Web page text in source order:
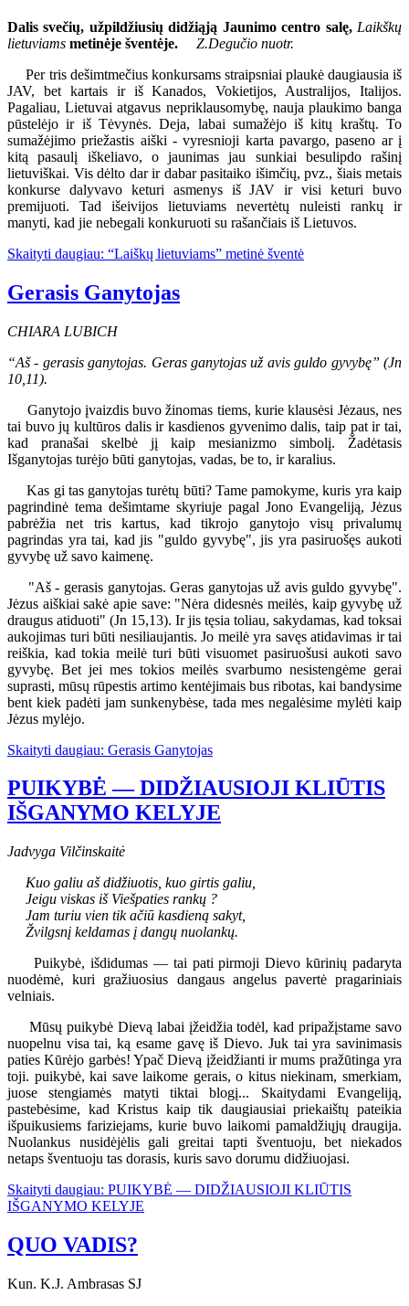
Dalis svečių, užpildžiusių didžiąją Jaunimo centro salę, Laikškų
lietuviams metinėje šventėje.
Z.Degučio nuotr.
Per tris dešimtmečius konkursams straipsniai plaukė daugiausia iš
JAV, bet kartais ir iš Kanados, Vokietijos, Australijos, Italijos.
Pagaliau, Lietuvai atgavus nepriklausomybę, nauja plaukimo banga
pūstelėjo ir iš Tėvynės. Deja, labai sumažėjo iš kitų kraštų. To
sumažėjimo priežastis aiški - vyresnioji karta pavargo, paseno ar į
kitą pasaulį iškeliavo, o jaunimas jau sunkiai besulipdo rašinį
lietuviškai. Vis dėlto dar ir dabar pasitaiko išimčių, pvz., šiais metais
konkurse dalyvavo keturi asmenys iš JAV ir visi keturi buvo
premijuoti. Tad išeivijos lietuviams nevertėtų nuleisti rankų ir
manyti, kad jie nebegali konkuruoti su rašančiais iš Lietuvos.
Skaityti daugiau: “Laiškų lietuviams” metinė šventė
Gerasis Ganytojas
CHIARA LUBICH
“Aš - gerasis ganytojas. Geras ganytojas už avis guldo gyvybę” (Jn
10,11).
Ganytojo įvaizdis buvo žinomas tiems, kurie klausėsi Jėzaus, nes
tai buvo jų kultūros dalis ir kasdienos gyvenimo dalis, taip pat ir tai,
kad pranašai skelbė jį kaip mesianizmo simbolį. Žadėtasis
Išganytojas turėjo būti ganytojas, vadas, be to, ir karalius.
Kas gi tas ganytojas turėtų būti? Tame pamokyme, kuris yra kaip
pagrindinė tema dešimtame skyriuje pagal Jono Evangeliją, Jėzus
pabrėžia net tris kartus, kad tikrojo ganytojo visų privalumų
pagrindas yra tai, kad jis "guldo gyvybę", jis yra pasiruošęs aukoti
gyvybę už savo kaimenę.
"Aš - gerasis ganytojas. Geras ganytojas už avis guldo gyvybę".
Jėzus aiškiai sakė apie save: "Nėra didesnės meilės, kaip gyvybę už
draugus atiduoti" (Jn 15,13). Ir jis tęsia toliau, sakydamas, kad toksai
aukojimas turi būti nesiliaujantis. Jo meilė yra savęs atidavimas ir tai
reiškia, kad tokia meilė turi būti visuomet pasiruošusi aukoti savo
gyvybę. Bet jei mes tokios meilės svarbumo nesistengėme gerai
suprasti, mūsų rūpestis artimo kentėjimais bus ribotas, kai bandysime
bent kiek padėti jam sunkenybėse, tada mes negalėsime mylėti kaip
Jėzus mylėjo.
Skaityti daugiau: Gerasis Ganytojas
PUIKYBĖ — DIDŽIAUSIOJI KLIŪTIS
IŠGANYMO KELYJE
Jadvyga Vilčinskaitė
Kuo galiu aš didžiuotis, kuo girtis galiu,
Jeigu viskas iš Viešpaties rankų ?
Jam turiu vien tik ačiū kasdieną sakyt,
Žvilgsnį keldamas į dangų nuolankų.
Puikybė, išdidumas — tai pati pirmoji Dievo kūrinių padaryta
nuodėmė, kuri gražiuosius dangaus angelus pavertė pragariniais
velniais.
Mūsų puikybė Dievą labai įžeidžia todėl, kad pripažįstame savo
nuopelnu visa tai, ką esame gavę iš Dievo. Juk tai yra savinimasis
paties Kūrėjo garbės! Ypač Dievą įžeidžianti ir mums pražūtinga yra
toji. puikybė, kai save laikome gerais, o kitus niekinam, smerkiam,
juose stengiamės matyti tiktai blogį... Skaitydami Evangeliją,
pastebėsime, kad Kristus kaip tik daugiausiai priekaištų pateikia
išpuikusiems fariziejams, kurie buvo laikomi pamaldžiųjų draugija.
Nuolankus nusidėjėlis gali greitai tapti šventuoju, bet niekados
netaps šventuoju tas dorasis, kuris savo dorumu didžiuojasi.
Skaityti daugiau: PUIKYBĖ — DIDŽIAUSIOJI KLIŪTIS
IŠGANYMO KELYJE
QUO VADIS?
Kun. K.J. Ambrasas SJ